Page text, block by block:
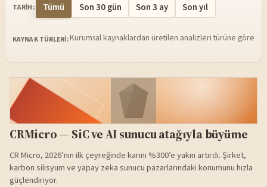
TARIH: Tümü Son 30 gün Son 3 ay Son yıl
KAYNAK TÜRLERI:Kurumsal kaynaklardan üretilen analizleri türüne göre
CRMicro — SiC ve AI sunucu atağıyla büyüme
CR Micro, 2026’nın ilk çeyreğinde karını %300’e yakın artırdı. Şirket,
karbon silisyum ve yapay zeka sunucu pazarlarındaki konumunu hızla
güçlendiriyor.